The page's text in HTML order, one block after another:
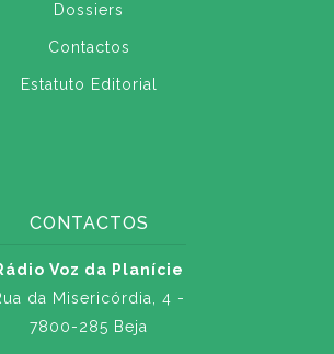
Dossiers
Contactos
Estatuto Editorial
CONTACTOS
Voz da Planície
da Misericórdia, 4 -
7800-285 Beja